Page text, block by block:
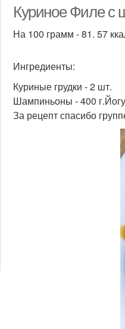
Куриное Филе с
На 100 грамм - 81. 57
Ингредиенты:
Куриные грудки - 2 шт.
Шампиньоны - 400
За рецепт спасибо